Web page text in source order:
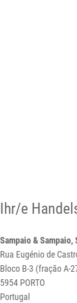
Ihr/e
Sampaio & Sampaio,
Rua Eugénio de
Bloco B-3 (fração A-
5954 PORTO
Portugal